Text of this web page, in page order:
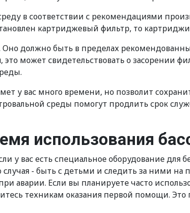
в соответствии с рекомендациями
картриджевый фильтр, то
должно быть в пределах
может свидетельствовать о засорении
у вас много времени, но позволит
среды помогут продлить срок
использования
у вас есть специальное оборудование для
- быть с детьми и следить за ними на
аварии. Если вы планируете часто
техникам оказания первой помощи.